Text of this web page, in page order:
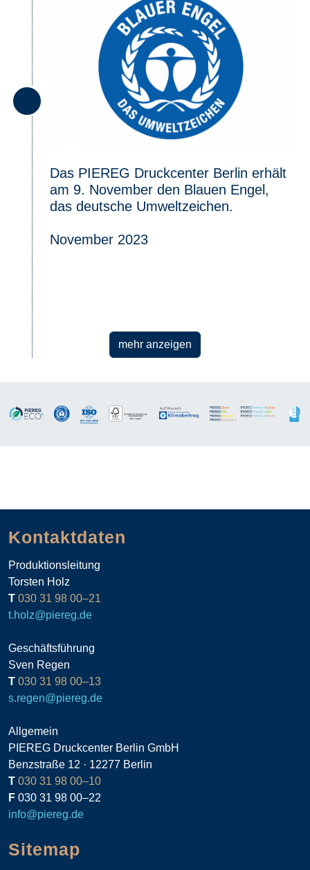
Das PIEREG Druckcenter Berlin erhält
am 9. November den Blauen Engel,
das deutsche Umweltzeichen.
November 2023
mehr anzeigen
Kontaktdaten
Produktionsleitung
Torsten Holz
T 030 31 98 00–21
t.holz@piereg.de
Geschäftsführung
Sven Regen
T 030 31 98 00–13
s.regen@piereg.de
Allgemein
PIEREG Druckcenter Berlin GmbH
Benzstraße 12 · 12277 Berlin
T 030 31 98 00–10
F 030 31 98 00–22
info@piereg.de
Sitemap